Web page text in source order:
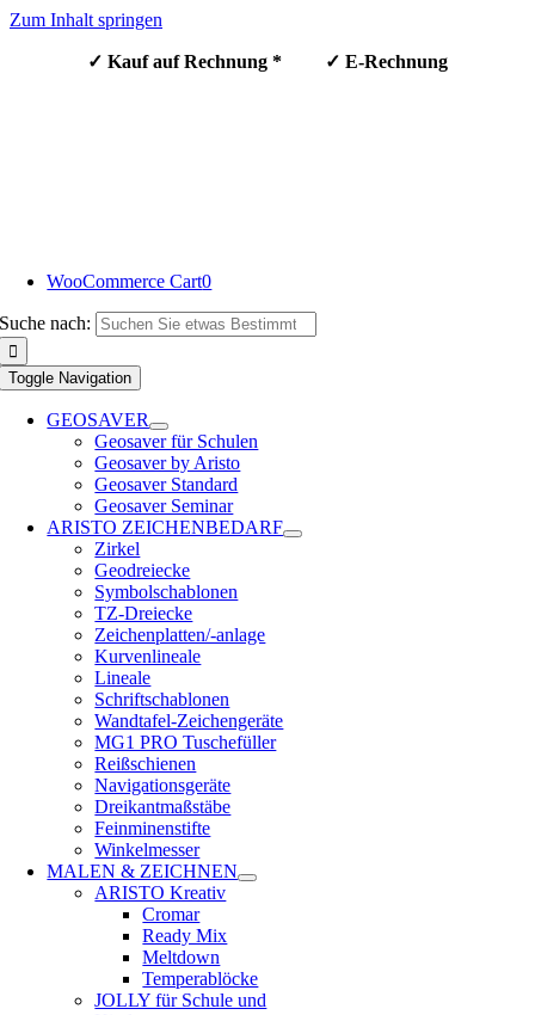
Zum Inhalt springen
✓ Kauf auf Rechnung * ✓ E-Rechnung
WooCommerce Cart0
Suche nach:
Toggle Navigation
GEOSAVER
Geosaver für Schulen
Geosaver by Aristo
Geosaver Standard
Geosaver Seminar
ARISTO ZEICHENBEDARF
Zirkel
Geodreiecke
Symbolschablonen
TZ-Dreiecke
Zeichenplatten/-anlage
Kurvenlineale
Lineale
Schriftschablonen
Wandtafel-Zeichengeräte
MG1 PRO Tuschefüller
Reißschienen
Navigationsgeräte
Dreikantmaßstäbe
Feinminenstifte
Winkelmesser
MALEN & ZEICHNEN
ARISTO Kreativ
Cromar
Ready Mix
Meltdown
Temperablöcke
JOLLY für Schule und